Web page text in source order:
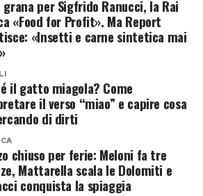
del ponte, che regola la
sul naso, e della linea
che idealmente non
completamente
skinny. L’estate esige
cult della stagione
ariosi che creano un mini-
al corpo.
cui puntare sono i pantaloni a
palazzo
seta, da abbinare a camicie
lasciate strategicamente
maniche arrotolate. Per i
grana per Sigfrido Ranucci, la Rai
«Food for Profit». Ma Report
«Insetti e carne sintetica mai
il gatto miagola? Come
il verso “miao” e capire cosa
di dirti
chiuso per ferie: Meloni fa tre
Mattarella scala le Dolomiti e
conquista la spiaggia